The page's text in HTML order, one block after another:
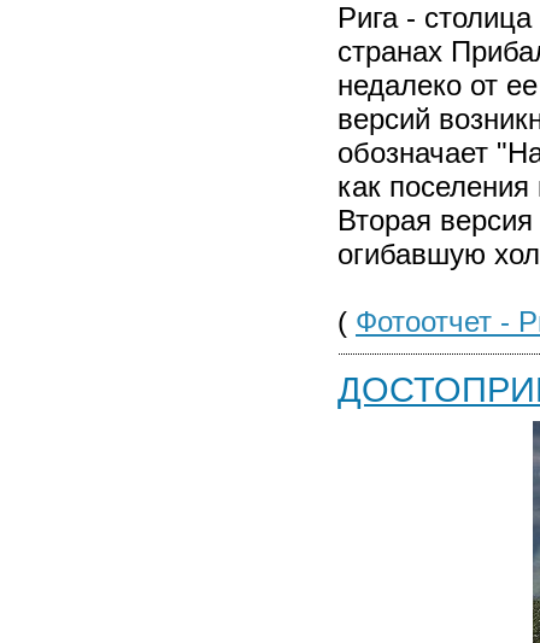
Рига -
странах
недалеко от
версий
обозначает
как поселения
Вторая
огибавшую
( Фотоотчет -